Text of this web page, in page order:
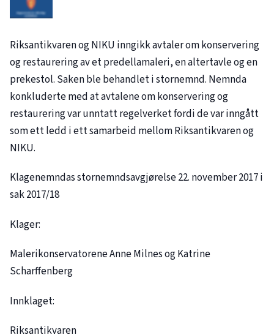
Riksantikvaren og NIKU inngikk avtaler om konservering
og restaurering av et predellamaleri, en altertavle og en
prekestol. Saken ble behandlet i stornemnd. Nemnda
konkluderte med at avtalene om konservering og
restaurering var unntatt regelverket fordi de var inngått
som ett ledd i ett samarbeid mellom Riksantikvaren og
NIKU.
Klagenemndas stornemndsavgjørelse 22. november 2017 i
sak2017/18
Klager:
Malerikonservatorene Anne Milnes og Katrine
Scharffenberg
Innklaget:
Riksantikvaren